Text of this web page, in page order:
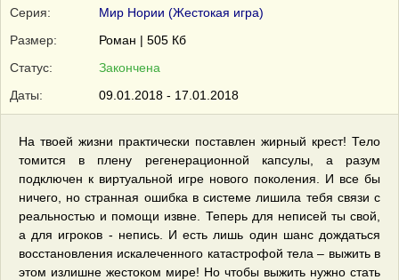
Серия:
Мир Нории (Жестокая игра)
Размер:
Роман | 505 Кб
Статус:
Закончена
Даты:
09.01.2018 - 17.01.2018
На твоей жизни практически поставлен жирный крест! Тело
томится в плену регенерационной капсулы, а разум
подключен к виртуальной игре нового поколения. И все бы
ничего, но странная ошибка в системе лишила тебя связи с
реальностью и помощи извне. Теперь для неписей ты свой,
а для игроков - непись. И есть лишь один шанс дождаться
восстановления искалеченного катастрофой тела – выжить в
этом излишне жестоком мире! Но чтобы выжить нужно стать